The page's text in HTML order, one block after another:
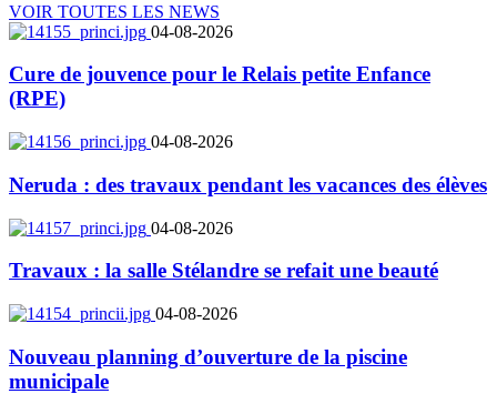
VOIR TOUTES LES NEWS
04-08-2026
Cure de jouvence pour le Relais petite Enfance
(RPE)
04-08-2026
Neruda : des travaux pendant les vacances des élèves
04-08-2026
Travaux : la salle Stélandre se refait une beauté
04-08-2026
Nouveau planning d’ouverture de la piscine
municipale